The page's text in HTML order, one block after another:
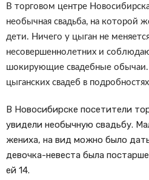
В торговом центре
необычная свадьба, на которой
дети. Ничего у цыган не
несовершеннолетних и
шокирующие свадебные обычаи.
цыганских свадеб в
В Новосибирске посетители
увидели необычную свадьбу.
жениха, на вид можно было
девочка-невеста была
ей 14.